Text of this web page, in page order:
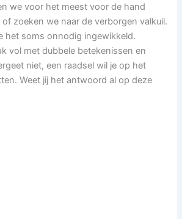
we voor het meest voor de hand
zoeken we naar de verborgen valkuil.
het soms onnodig ingewikkeld.
vol met dubbele betekenissen en
niet, een raadsel wil je op het
Weet jij het antwoord al op deze